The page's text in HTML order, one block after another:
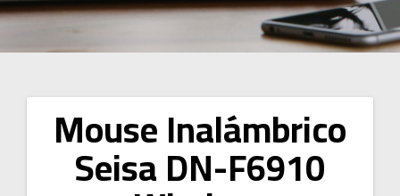
Mouse Inalámbrico
Seisa DN-F6910
Navegación